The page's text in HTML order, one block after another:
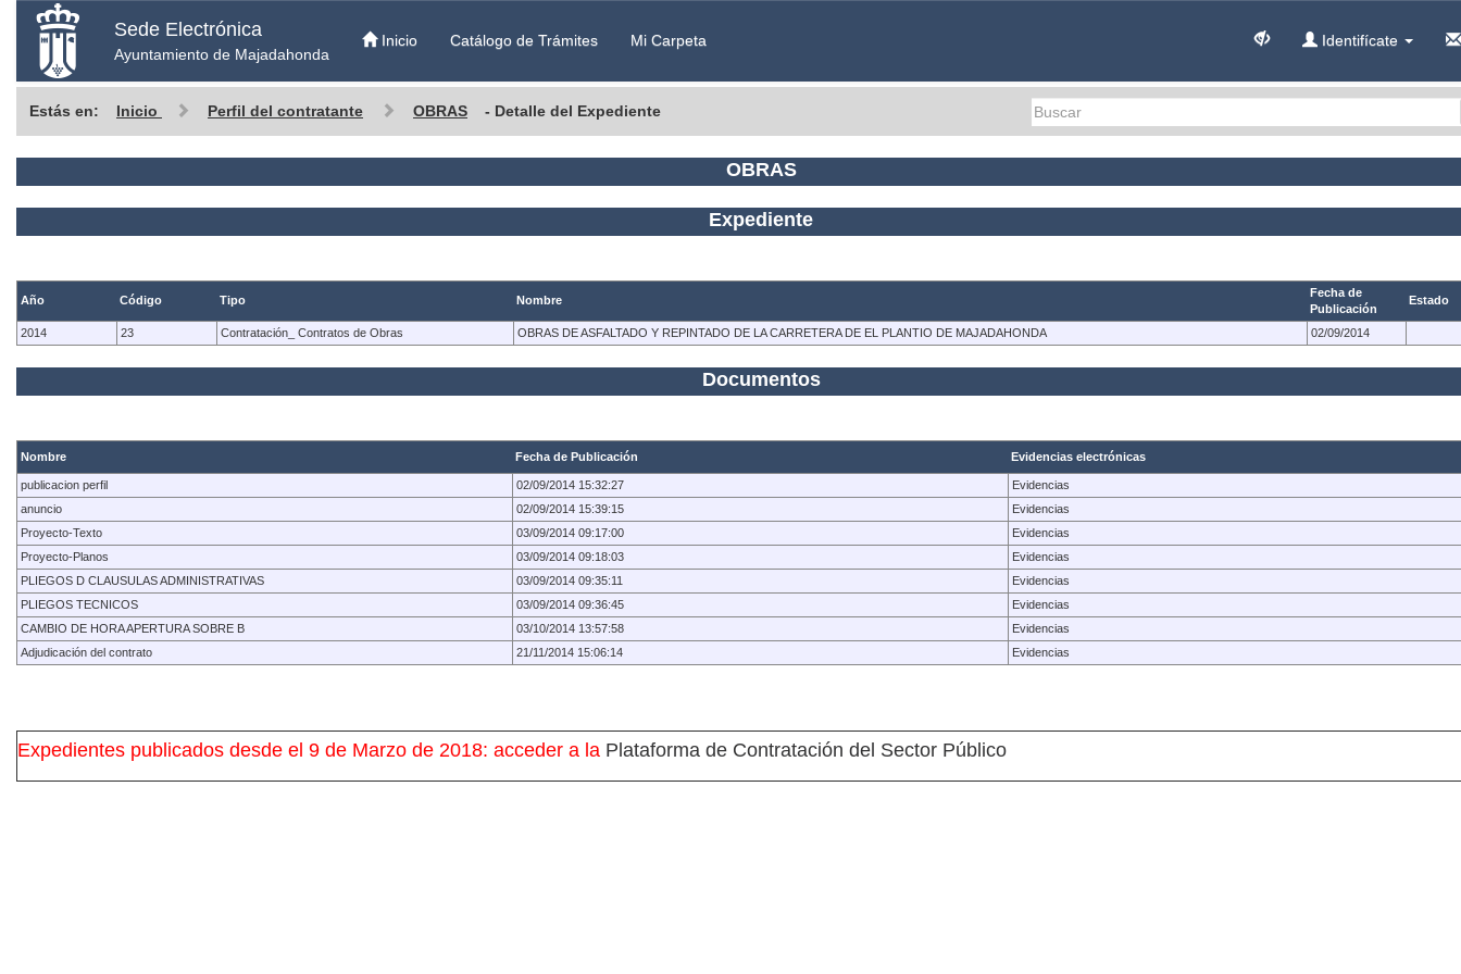
Sede Electrónica
Ayuntamiento de Majadahonda
Inicio Catálogo de Trámites Mi Carpeta Identifícate
Estás en: Inicio Perfil del contratante OBRAS - Detalle del Expediente
OBRAS
Expediente
Año Código Tipo Nombre
Fecha de
Publicación
Estado
2014 23 Contratación_ Contratos de Obras OBRAS DE ASFALTADO Y REPINTADO DE LA CARRETERA DE EL PLANTIO DE MAJADAHONDA 02/09/2014
Documentos
Nombre Fecha de Publicación Evidencias electrónicas
publicacion perfil 02/09/2014 15:32:27
Evidencias
anuncio
02/09/2014 15:39:15
Evidencias
Proyecto-Texto
03/09/2014 09:17:00
Evidencias
Proyecto-Planos
03/09/2014 09:18:03
Evidencias
PLIEGOS D CLAUSULAS ADMINISTRATIVAS
03/09/2014 09:35:11
Evidencias
PLIEGOS TECNICOS
03/09/2014 09:36:45
Evidencias
CAMBIO DE HORA APERTURA SOBRE B
03/10/2014 13:57:58
Evidencias
Adjudicación del contrato
21/11/2014 15:06:14 Evidencias
Expedientes publicados desde el 9 de Marzo de 2018: acceder a la Plataforma de Contratación del Sector Público